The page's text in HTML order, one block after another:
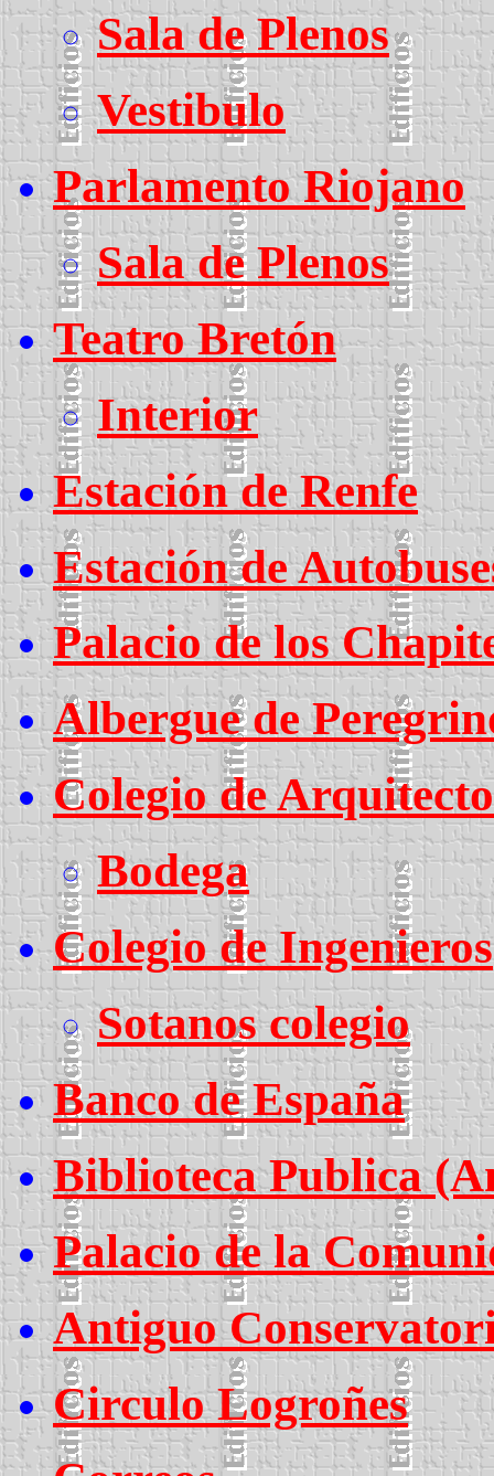
Sala de Plenos
Vestibulo
Parlamento Riojano
Sala de Plenos
Teatro Bretón
Interior
Estación de Renfe
Estación de
Palacio de los
Albergue de
Colegio de
Bodega
Colegio de Ingenieros
Sotanos colegio
Banco de España
Biblioteca Publica
Palacio de la
Antiguo
Circulo Logroñes